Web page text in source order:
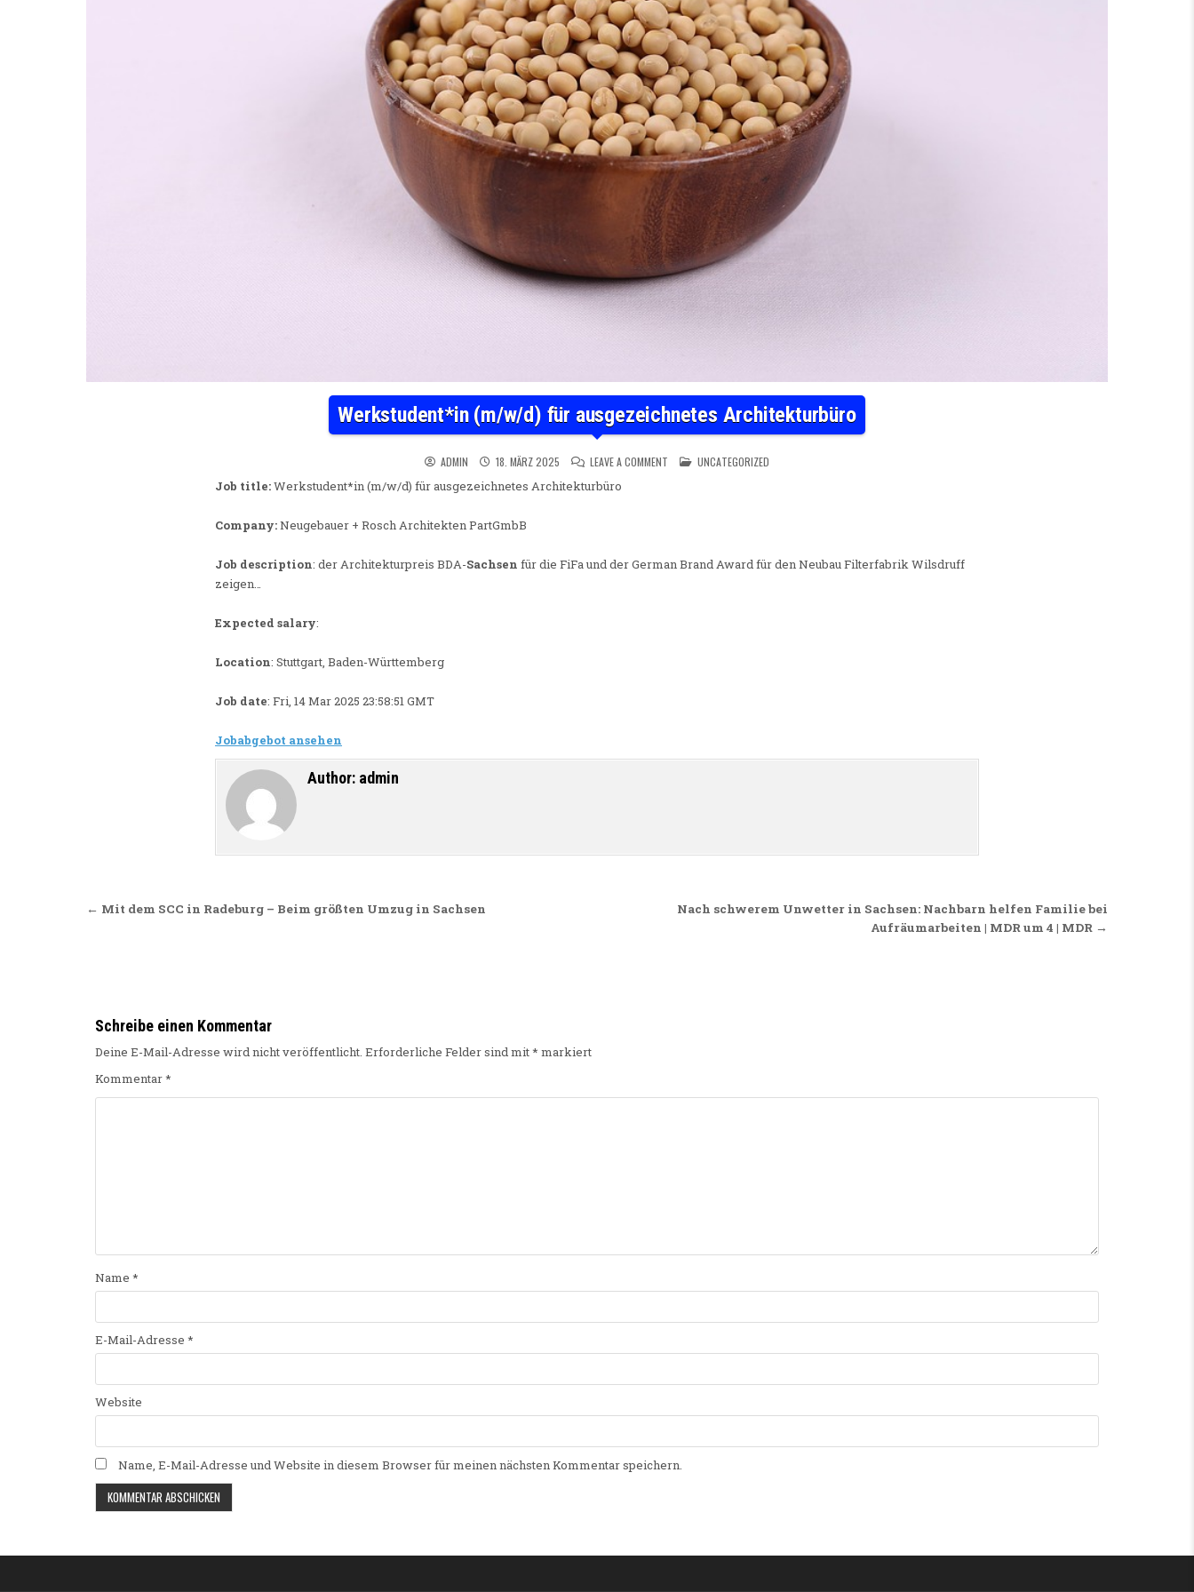
Werkstudent*in (m/w/d) für ausgezeichnetes Architekturbüro
ADMIN 18. MÄRZ 2025 LEAVE A COMMENT ON WERKSTUDENT*IN (M/W/D) FÜR AUSGEZEICHNETES ARCHITEKTURBÜRO
POSTED IN
UNCATEGORIZED
Job title:Werkstudent*in (m/w/d) für ausgezeichnetes Architekturbüro
Company:Neugebauer + Rosch Architekten PartGmbB
Job description: der Architekturpreis BDA-Sachsen für die FiFa und der German Brand Award für den Neubau Filterfabrik Wilsdruff
zeigen…
Expected salary:
Location: Stuttgart, Baden-Württemberg
Job date: Fri, 14 Mar 2025 23:58:51 GMT
Jobabgebot ansehen
Author: admin
Beitragsnavigation
Nach schwerem Unwetter in Sachsen: Nachbarn helfen Familie bei
Aufräumarbeiten | MDR um 4 | MDR →
← Mit dem SCC in Radeburg – Beim größten Umzug in Sachsen
Schreibe einen Kommentar
Deine E-Mail-Adresse wird nicht veröffentlicht. Erforderliche Felder sind mit* markiert
Kommentar*
Name *
E-Mail-Adresse *
Website
Name, E-Mail-Adresse und Website in diesem Browser für meinen nächsten Kommentar speichern.